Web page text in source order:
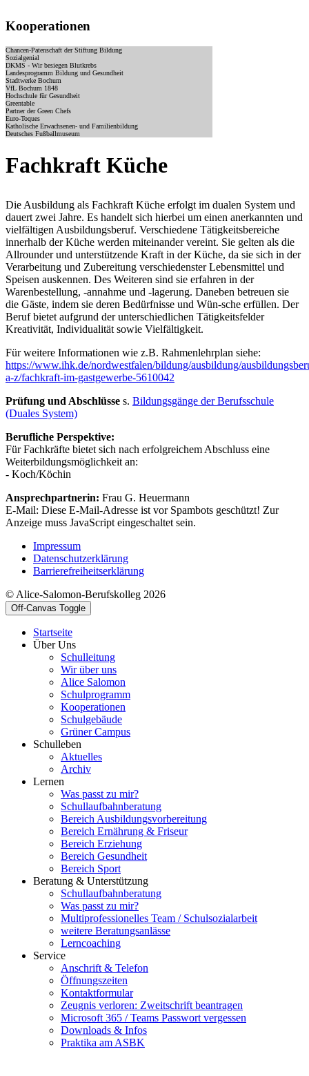
Kooperationen
Chancen-Patenschaft der Stiftung Bildung
Sozialgenial
DKMS - Wir besiegen Blutkrebs
Landesprogramm Bildung und Gesundheit
Stadtwerke Bochum
VfL Bochum 1848
Hochschule für Gesundheit
Greentable
Partner der Green Chefs
Euro-Toques
Katholische Erwachsenen- und Familienbildung
Deutsches Fußballmuseum
Fachkraft Küche
Die Ausbildung als Fachkraft Küche erfolgt im dualen System und
dauert zwei Jahre. Es handelt sich hierbei um einen anerkannten und
vielfältigen Ausbildungsberuf. Verschiedene Tätigkeitsbereiche
innerhalb der Küche werden miteinander vereint. Sie gelten als die
Allrounder und unterstützende Kraft in der Küche, da sie sich in der
Verarbeitung und Zubereitung verschiedenster Lebensmittel und
Speisen auskennen. Des Weiteren sind sie erfahren in der
Warenbestellung, -annahme und -lagerung. Daneben betreuen sie
die Gäste, indem sie deren Bedürfnisse und Wün-sche erfüllen. Der
Beruf bietet aufgrund der unterschiedlichen Tätigkeitsfelder
Kreativität, Individualität sowie Vielfältigkeit.
Für weitere Informationen wie z.B. Rahmenlehrplan siehe:
https://www.ihk.de/nordwestfalen/bildung/ausbildung/
a-z/fachkraft-im-gastgewerbe-5610042
Prüfung und Abschlüsse s. Bildungsgänge der Berufsschule
(Duales System)
Berufliche Perspektive:
Für Fachkräfte bietet sich nach erfolgreichem Abschluss eine
Weiterbildungsmöglichkeit an:
- Koch/Köchin
Ansprechpartnerin: Frau G. Heuermann
E-Mail: Diese E-Mail-Adresse ist vor Spambots geschützt! Zur
Anzeige muss JavaScript eingeschaltet sein.
Impressum
Datenschutzerklärung
Barrierefreiheitserklärung
© Alice-Salomon-Berufskolleg 2026
Off-Canvas Toggle
Startseite
Über Uns
Schulleitung
Wir über uns
Alice Salomon
Schulprogramm
Kooperationen
Schulgebäude
Grüner Campus
Schulleben
Aktuelles
Archiv
Lernen
Was passt zu mir?
Schullaufbahnberatung
Bereich Ausbildungsvorbereitung
Bereich Ernährung & Friseur
Bereich Erziehung
Bereich Gesundheit
Bereich Sport
Beratung & Unterstützung
Schullaufbahnberatung
Was passt zu mir?
Multipro­fessionelles Team / Schulsozialarbeit
weitere Beratungsanlässe
Lerncoaching
Service
Anschrift & Telefon
Öffnungszeiten
Kontaktformular
Zeugnis verloren: Zweitschrift beantragen
Microsoft 365 / Teams Passwort vergessen
Downloads & Infos
Praktika am ASBK